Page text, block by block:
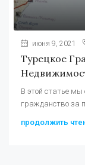
июня 9, 2021
Турецкое
В этой статье мы
гражданство за
продолжить